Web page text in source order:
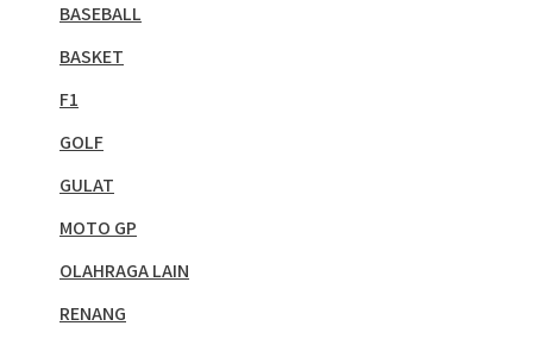
BASEBALL
BASKET
F1
GOLF
GULAT
MOTO GP
OLAHRAGA LAIN
RENANG